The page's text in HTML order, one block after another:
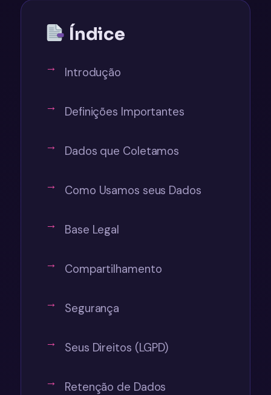
Índice
Introdução
Definições Importantes
Dados que Coletamos
Como Usamos seus Dados
Base Legal
Compartilhamento
Segurança
Seus Direitos (LGPD)
Retenção de Dados